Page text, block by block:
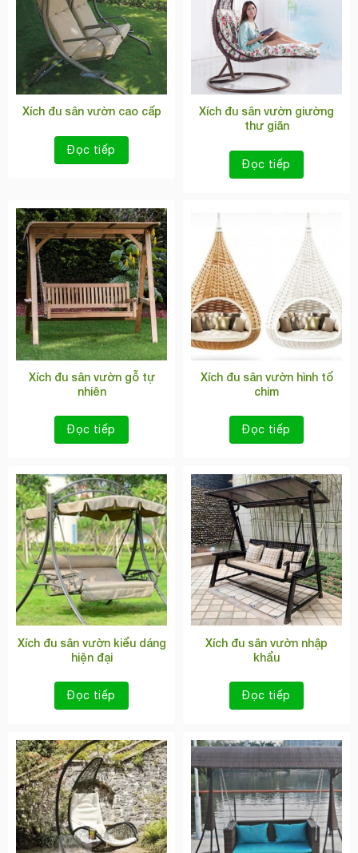
Xích đu sân vườn cao cấp
Đọc tiếp
Xích đu sân vườn giường
thư giãn
Đọc tiếp
Xích đu sân vườn gỗ tự
nhiên
Đọc tiếp
Xích đu sân vườn hình tổ
chim
Đọc tiếp
Xích đu sân vườn kiểu dáng
hiện đại
Đọc tiếp
Xích đu sân vườn nhập
khẩu
Đọc tiếp